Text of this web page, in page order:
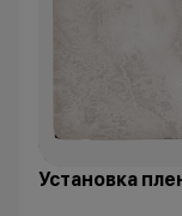
•Организатор
право отказать
договора
Установка